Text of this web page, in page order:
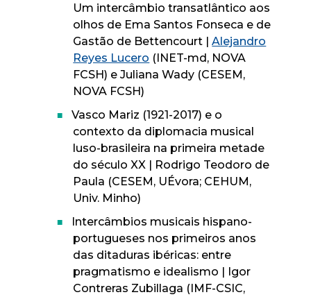
Um intercâmbio transatlântico aos
olhos de Ema Santos Fonseca e de
Gastão de Bettencourt |Alejandro
Reyes Lucero (INET-md, NOVA
FCSH) e Juliana Wady (CESEM,
NOVA FCSH)
Vasco Mariz (1921-2017) e o
contexto da diplomacia musical
luso-brasileira na primeira metade
do século XX | Rodrigo Teodoro de
Paula (CESEM, UÉvora; CEHUM,
Univ. Minho)
Intercâmbios musicais hispano-
portugueses nos primeiros anos
das ditaduras ibéricas: entre
pragmatismo e idealismo | Igor
Contreras Zubillaga (IMF-CSIC,